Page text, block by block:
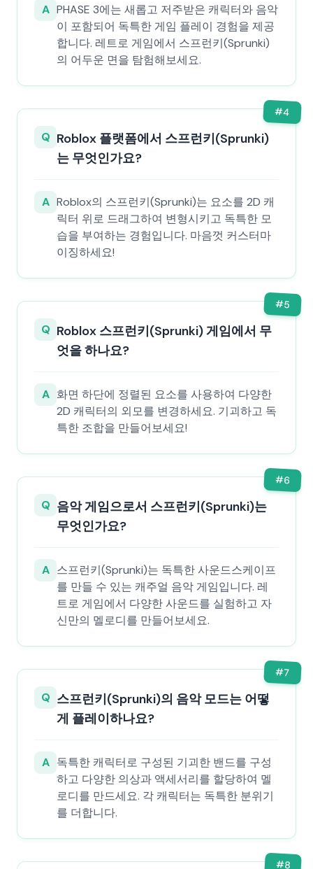
A PHASE 3에는 새롭고 저주받은 캐릭터와 음악
이 포함되어 독특한 게임 플레이 경험을 제공
합니다. 레트로 게임에서 스프런키(Sprunki)
의 어두운 면을 탐험해보세요.
#4
Q Roblox 플랫폼에서 스프런키(Sprunki)
는 무엇인가요?
A Roblox의 스프런키(Sprunki)는 요소를 2D 캐
릭터 위로 드래그하여 변형시키고 독특한 모
습을 부여하는 경험입니다. 마음껏 커스터마
이징하세요!
#5
Q Roblox 스프런키(Sprunki) 게임에서 무
엇을 하나요?
A 화면 하단에 정렬된 요소를 사용하여 다양한
2D 캐릭터의 외모를 변경하세요. 기괴하고 독
특한 조합을 만들어보세요!
#6
Q 음악 게임으로서 스프런키(Sprunki)는
무엇인가요?
A 스프런키(Sprunki)는 독특한 사운드스케이프
를 만들 수 있는 캐주얼 음악 게임입니다. 레
트로 게임에서 다양한 사운드를 실험하고 자
신만의 멜로디를 만들어보세요.
#7
Q 스프런키(Sprunki)의 음악 모드는 어떻
게 플레이하나요?
A 독특한 캐릭터로 구성된 기괴한 밴드를 구성
하고 다양한 의상과 액세서리를 할당하여 멜
로디를 만드세요. 각 캐릭터는 독특한 분위기
를 더합니다.
#8